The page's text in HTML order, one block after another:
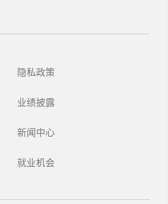
隐私政策
业绩披露
新闻中心
就业机会